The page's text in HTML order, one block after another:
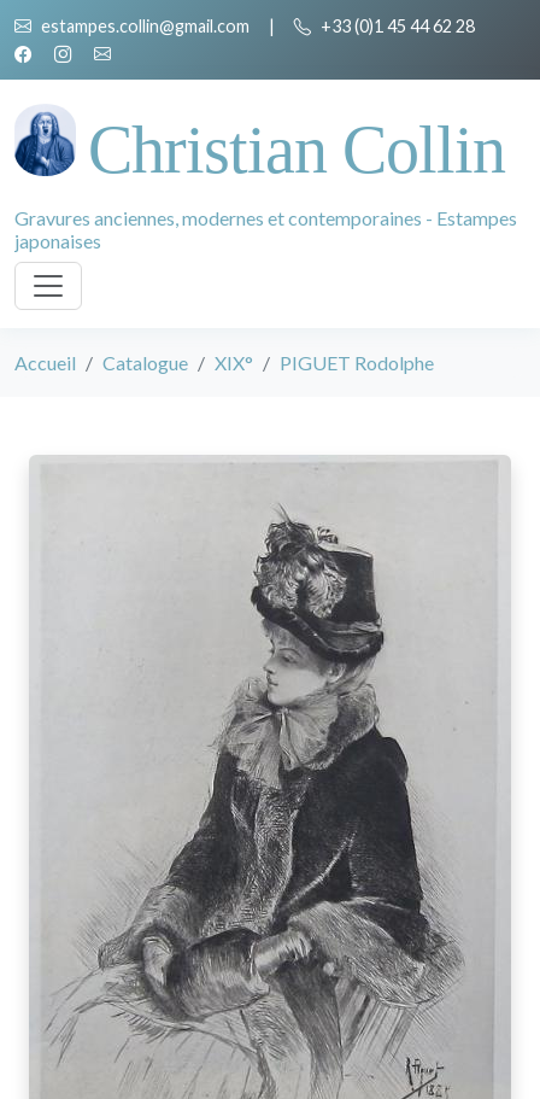
estampes.collin@gmail.com | +33 (0)1 45 44 62 28
Christian Collin
Gravures anciennes, modernes et contemporaines - Estampes
japonaises
Accueil Catalogue XIX° PIGUET Rodolphe